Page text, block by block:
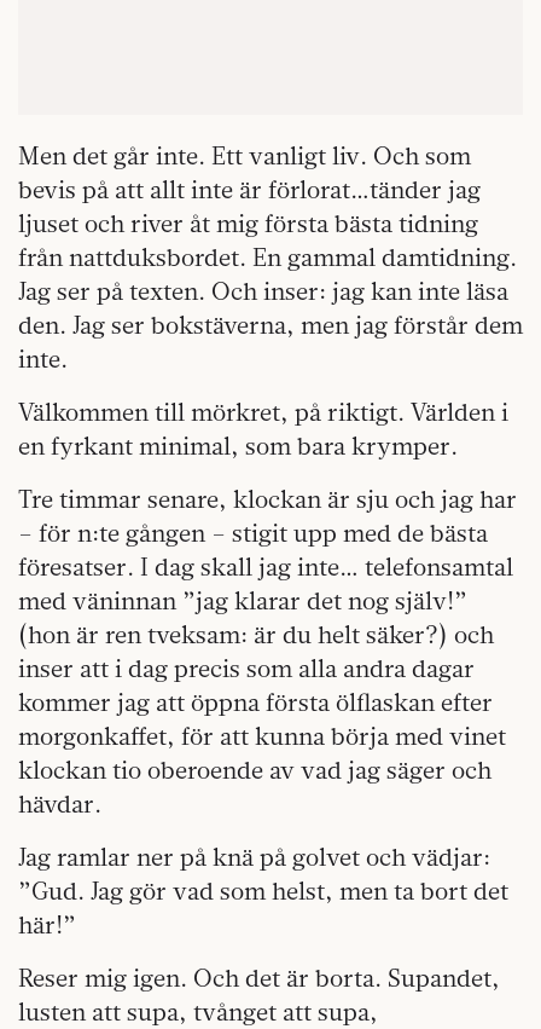
Men det går inte. Ett vanligt liv. Och som
bevis på att allt inte är förlorat…tänder jag
ljuset och river åt mig första bästa tidning
från nattduksbordet. En gammal damtidning.
Jag ser på texten. Och inser: jag kan inte läsa
den. Jag ser bokstäverna, men jag förstår dem
inte.
Välkommen till mörkret, på riktigt. Världen i
en fyrkant minimal, som bara krymper.
Tre timmar senare, klockan är sju och jag har
– för n:te gången – stigit upp med de bästa
föresatser. I dag skall jag inte… telefonsamtal
med väninnan ”jag klarar det nog själv!”
(hon är ren tveksam: är du helt säker?) och
inser att i dag precis som alla andra dagar
kommer jag att öppna första ölflaskan efter
morgonkaffet, för att kunna börja med vinet
klockan tio oberoende av vad jag säger och
hävdar.
Jag ramlar ner på knä på golvet och vädjar:
”Gud. Jag gör vad som helst, men ta bort det
här!”
Reser mig igen. Och det är borta. Supandet,
lusten att supa, tvånget att supa,